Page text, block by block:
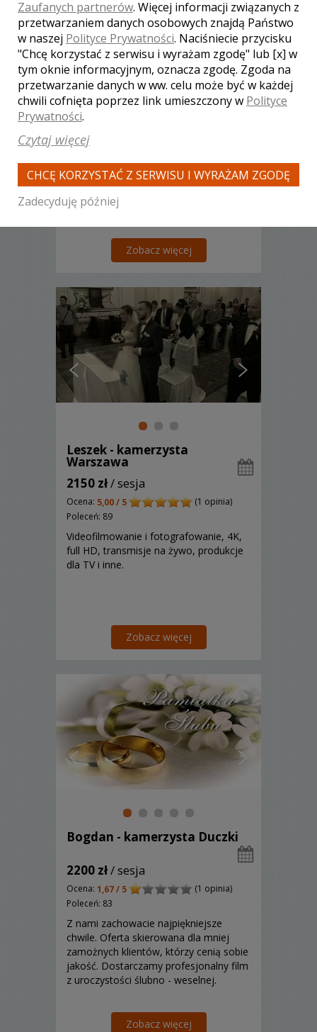
Aleksander - kamerzysta
Warszawa
3800 zł/ sesja
Ocena:
Film & Foto. Niebanalne spojrzenie na
rzeczywistość, najwyższa technologia
to nasze atuty. Filmujemy w sposób
dynamiczny i niebanalny film, którego
Zobacz więcej
Leszek - kamerzysta
Warszawa
2150 zł/ sesja
Ocena: 5,00 / 5
(1 opinia)
Poleceń: 89
Videofilmowanie i fotografowanie, 4K,
full HD, transmisje na żywo, produkcje
dla TV i inne.
Zobacz więcej
Bogdan - kamerzysta Duczki
2200 zł/ sesja
Ocena: 1,67 / 5
(1 opinia)
Poleceń: 83
Z nami zachowacie najpiękniejsze
chwile. Oferta skierowana dla mniej
zamożnych klientów, którzy cenią sobie
jakość. Dostarczamy profesjonalny film
z uroczystości ślubno - weselnej.
Zobacz więcej
Zaufanych partnerów. Więcej informacji związanych z
przetwarzaniem danych osobowych znajdą Państwo
w naszej Polityce Prywatności. Naciśniecie przycisku
"Chcę korzystać z serwisu i wyrażam zgodę" lub [x] w
tym oknie informacyjnym, oznacza zgodę. Zgoda na
przetwarzanie danych w ww. celu może być w każdej
chwili cofnięta poprzez link umieszczony w Polityce
Prywatności.
Czytaj więcej
CHCĘ KORZYSTAĆ Z SERWISU I WYRAŻAM ZGODĘ
Zadecyduję później